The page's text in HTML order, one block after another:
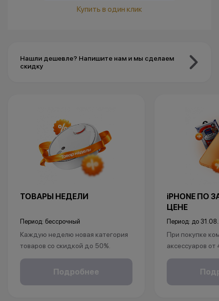
Купить в один клик
Нашли дешевле? Напишите нам и мы сделаем
скидку
ТОВАРЫ НЕДЕЛИ
Период: бессрочный
Каждую неделю новая категория
товаров со скидкой до 50%.
*Акция действует по адресу г.Уфа,
ул.Революционная 66
Подробнее
iPHONE ПО
ЦЕНЕ
Период: до
При покупке
аксессуаров
в подарок: